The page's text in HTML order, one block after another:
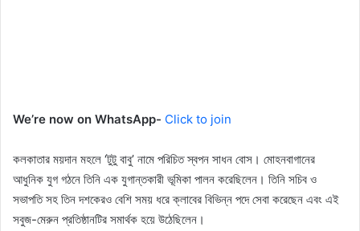
We’re now on WhatsApp- Click to join
কলকাতার ময়দান মহলে ‘টুটু বাবু’ নামে পরিচিত স্বপন সাধন বোস। মোহনবাগানের
আধুনিক যুগ গঠনে তিনি এক যুগান্তকারী ভূমিকা পালন করেছিলেন। তিনি সচিব ও
সভাপতি সহ তিন দশকেরও বেশি সময় ধরে ক্লাবের বিভিন্ন পদে সেবা করেছেন এবং এই
সবুজ-মেরুন প্রতিষ্ঠানটির সমার্থক হয়ে উঠেছিলেন।